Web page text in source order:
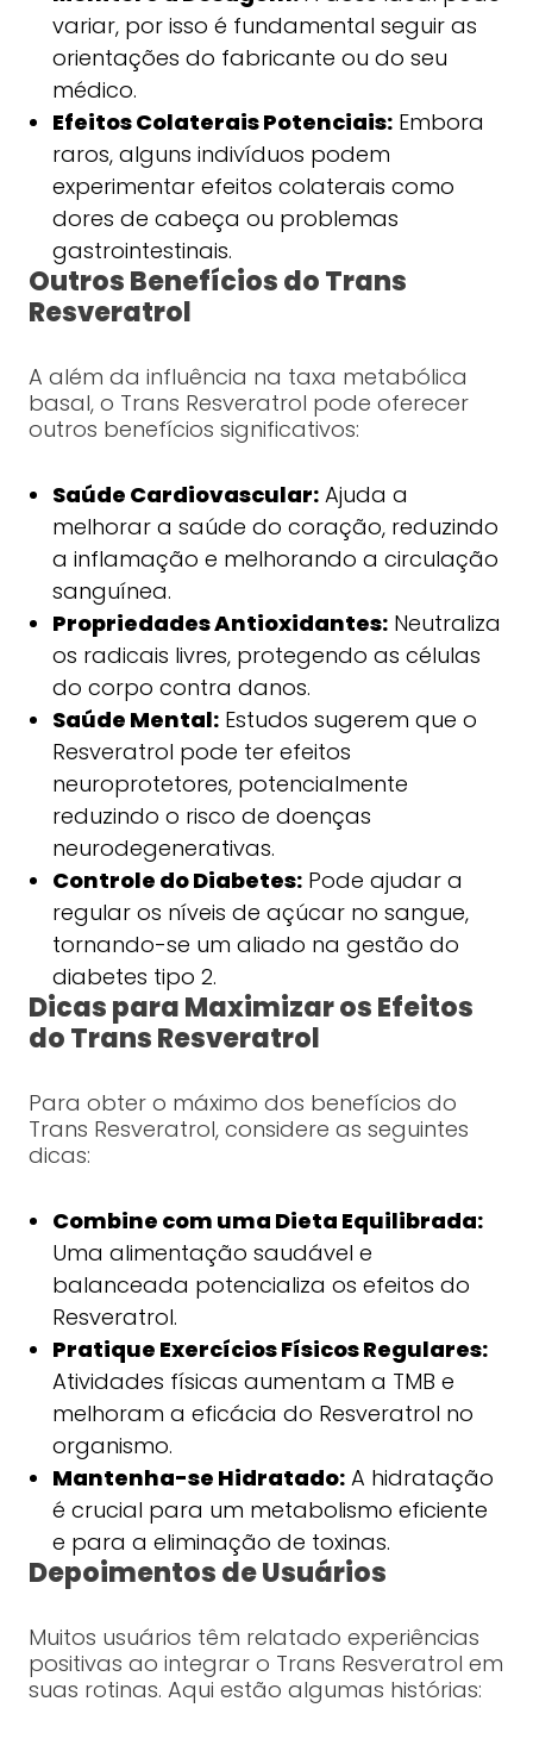
variar, por isso é fundamental seguir as
orientações do fabricante ou do seu
médico.
Efeitos Colaterais Potenciais:Embora
raros, alguns indivíduos podem
experimentar efeitos colaterais como
dores de cabeça ou problemas
gastrointestinais.
Outros Benefícios do Trans
Resveratrol
A além da influência na taxa metabólica
basal, o Trans Resveratrol pode oferecer
outros benefícios significativos:
Saúde Cardiovascular:Ajuda a
melhorar a saúde do coração, reduzindo
a inflamação e melhorando a circulação
sanguínea.
Propriedades Antioxidantes:Neutraliza
os radicais livres, protegendo as células
do corpo contra danos.
Saúde Mental:Estudos sugerem que o
Resveratrol pode ter efeitos
neuroprotetores, potencialmente
reduzindo o risco de doenças
neurodegenerativas.
Controle do Diabetes:Pode ajudar a
regular os níveis de açúcar no sangue,
tornando-se um aliado na gestão do
diabetes tipo 2.
Dicas para Maximizar os Efeitos
do Trans Resveratrol
Para obter o máximo dos benefícios do
Trans Resveratrol, considere as seguintes
dicas:
Combine com uma Dieta Equilibrada:
Uma alimentação saudável e
balanceada potencializa os efeitos do
Resveratrol.
Pratique Exercícios Físicos Regulares:
Atividades físicas aumentam a TMB e
melhoram a eficácia do Resveratrol no
organismo.
Mantenha-se Hidratado:A hidratação
é crucial para um metabolismo eficiente
e para a eliminação de toxinas.
Depoimentos de Usuários
Muitos usuários têm relatado experiências
positivas ao integrar o Trans Resveratrol em
suas rotinas. Aqui estão algumas histórias: